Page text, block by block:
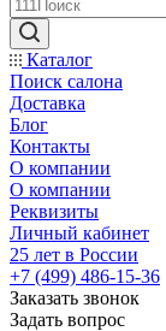
Каталог
Поиск салона
Доставка
Блог
Контакты
О компании
О компании
Реквизиты
Личный кабинет
25 лет в России
+7 (499) 486-15-36
Заказать звонок
Задать вопрос